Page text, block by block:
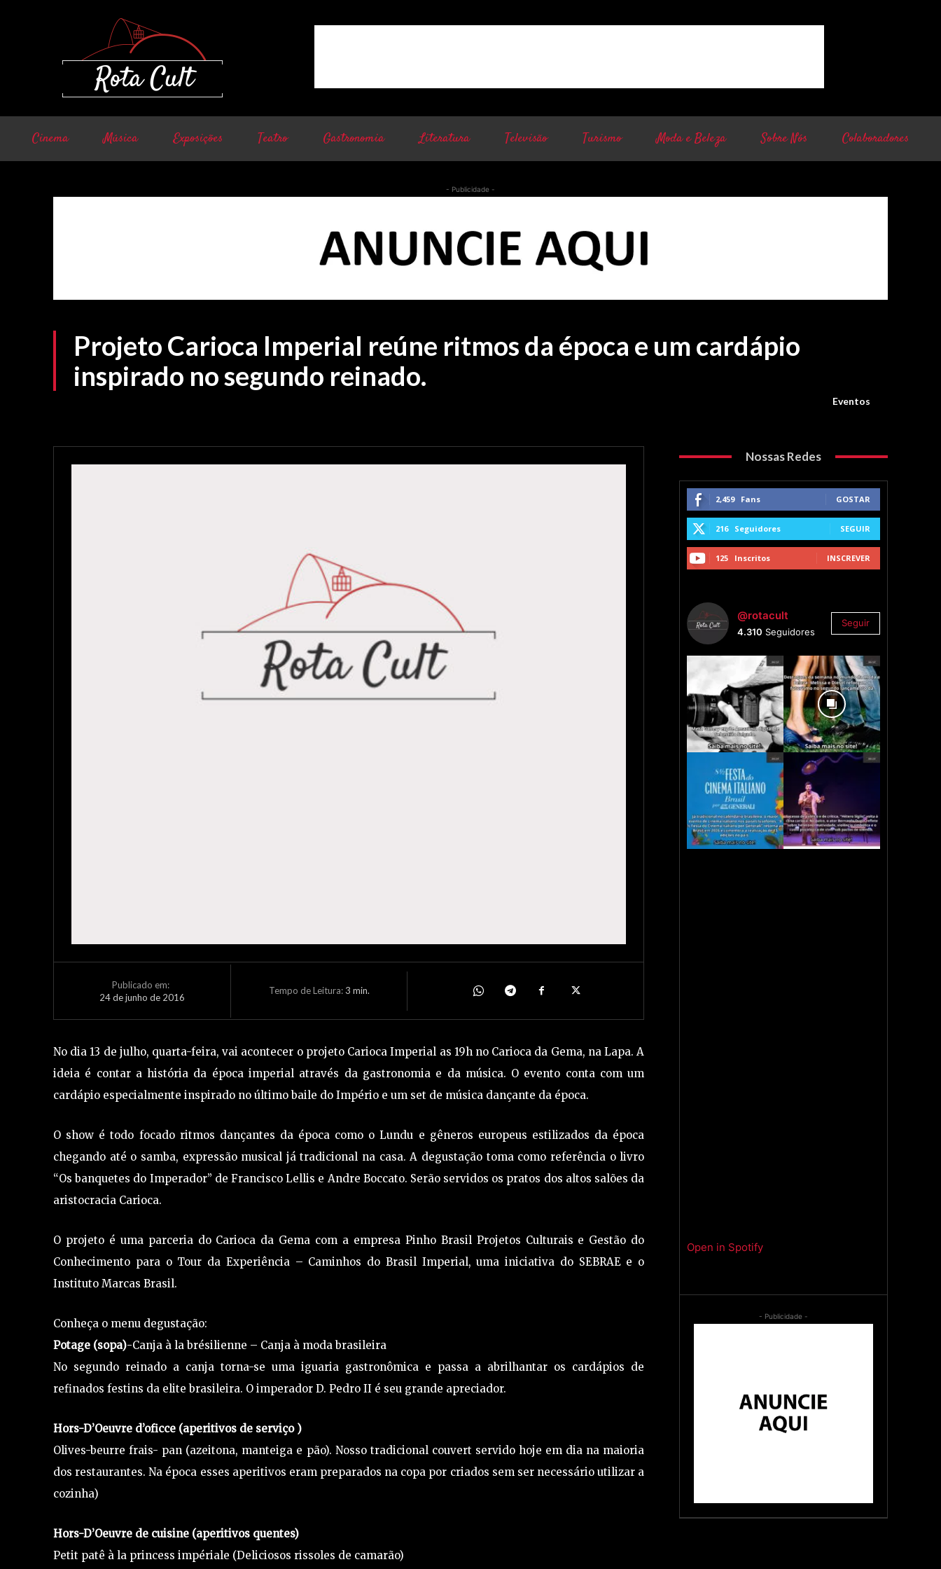
Cinema Música Exposições Teatro Gastronomia Literatura Televisão Turismo Moda e Beleza Sobre Nós Colaboradores
- Publicidade -
Projeto Carioca Imperial reúne ritmos da época e um cardápio
inspirado no segundo reinado.
Eventos
Publicado em:
24 de junho de 2016
Tempo de Leitura:3 min.
No dia 13 de julho, quarta-feira, vai acontecer o projeto Carioca Imperial as 19h no Carioca da Gema, na Lapa. A
ideia é contar a história da época imperial através da gastronomia e da música. O evento conta com um
cardápio especialmente inspirado no último baile do Império e um set de música dançante da época.
O show é todo focado ritmos dançantes da época como o Lundu e gêneros europeus estilizados da época
chegando até o samba, expressão musical já tradicional na casa. A degustação toma como referência o livro
“Os banquetes do Imperador” de Francisco Lellis e Andre Boccato. Serão servidos os pratos dos altos salões da
aristocracia Carioca.
O projeto é uma parceria do Carioca da Gema com a empresa Pinho Brasil Projetos Culturais e Gestão do
Conhecimento para o Tour da Experiência – Caminhos do Brasil Imperial, uma iniciativa do SEBRAE e o
Instituto Marcas Brasil.
Conheça o menu degustação:
Potage (sopa)-Canja à la brésilienne – Canja à moda brasileira
No segundo reinado a canja torna-se uma iguaria gastronômica e passa a abrilhantar os cardápios de
refinados festins da elite brasileira. O imperador D. Pedro II é seu grande apreciador.
Hors-D’Oeuvre d’oficce (aperitivos de serviço )
Olives-beurre frais- pan (azeitona, manteiga e pão). Nosso tradicional couvert servido hoje em dia na maioria
dos restaurantes. Na época esses aperitivos eram preparados na copa por criados sem ser necessário utilizar a
cozinha)
Hors-D’Oeuvre de cuisine (aperitivos quentes)
Petit patê à la princess impériale (Deliciosos rissoles de camarão)
Nossas Redes
2,459 Fans GOSTAR
216 Seguidores SEGUIR
125 Inscritos INSCREVER
@rotacult
4.310 Seguidores
Seguir
Open in Spotify
- Publicidade -